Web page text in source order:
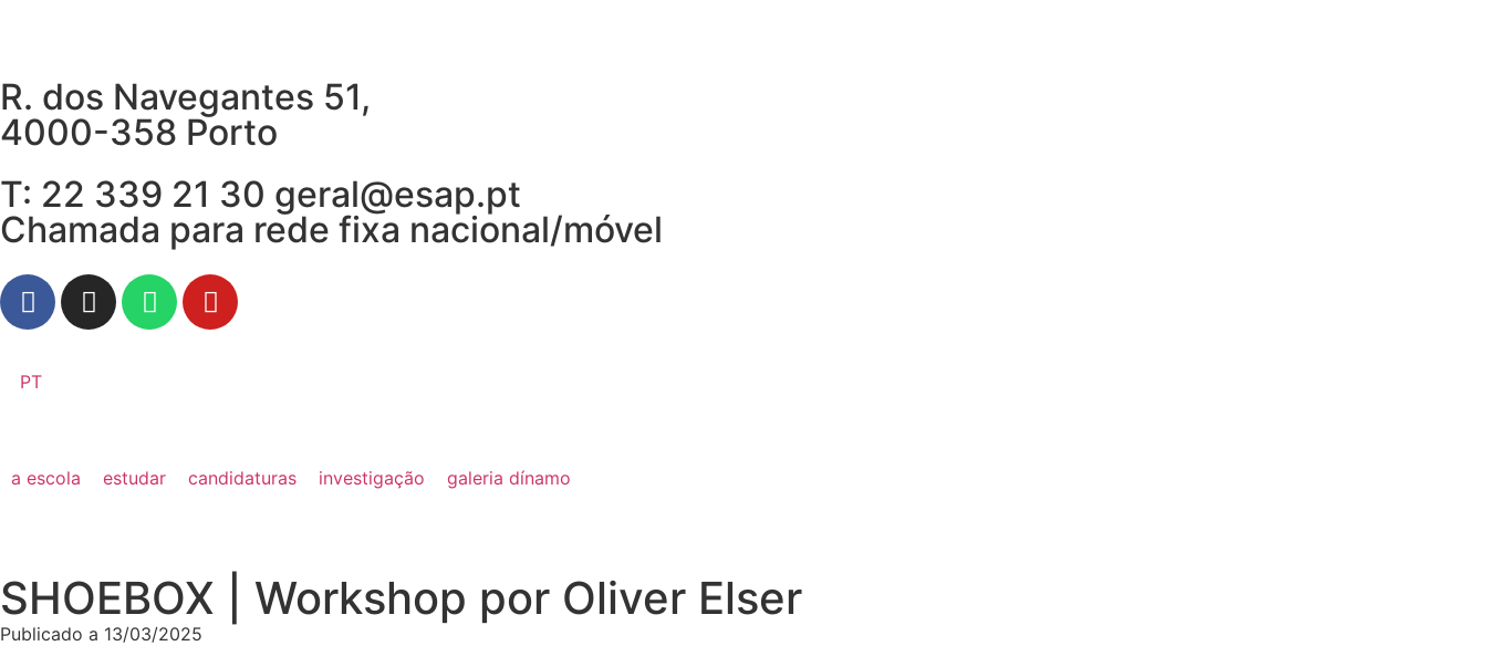
R. dos Navegantes 51,
4000-358 Porto
T: 22 339 21 30 geral@esap.pt
Chamada para rede fixa nacional/móvel
PT
a escola estudar candidaturas investigação galeria dínamo
SHOEBOX | Workshop por Oliver Elser
Publicado a 13/03/2025